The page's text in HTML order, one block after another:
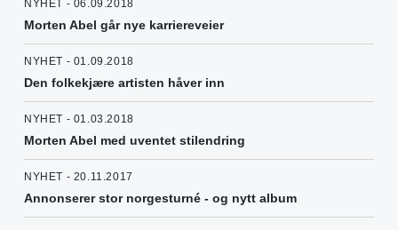
NYHET - 06.09.2018
Morten Abel går nye karriereveier
NYHET - 01.09.2018
Den folkekjære artisten håver inn
NYHET - 01.03.2018
Morten Abel med uventet stilendring
NYHET - 20.11.2017
Annonserer stor norgesturné - og nytt album